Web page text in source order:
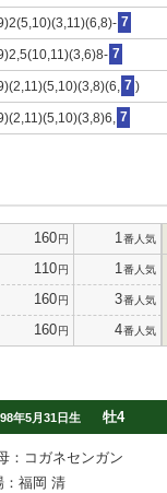
7
7
7 )
7
160円 1 番人気
110円 1 番人気
160円 3番人気
160円 4番人気
年5月31日生 牡4
：コガネセンガン
：福岡 清